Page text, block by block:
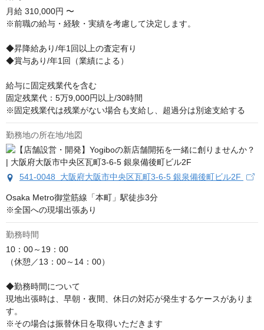
月給 310,000円 〜
※前職の給与・経験・実績を考慮して決定します。
◆昇降給あり/年1回以上の査定有り
◆賞与あり/年1回（業績による）
給与に固定残業代を含む
固定残業代：5万9,000円以上/30時間
※固定残業代は残業がない場合も支給し、超過分は別途支給する
勤務地の所在地/地図
541-0048 大阪府大阪市中央区瓦町3-6-5 銀泉備後町ビル2F
Osaka Metro御堂筋線「本町」駅徒歩3分
※全国への現場出張あり
勤務時間
10：00～19：00
（休憩／13：00～14：00）
◆勤務時間について
現地出張時は、早朝・夜間、休日の対応が発生するケースがありま
す。
※その場合は振替休日を取得いただきます